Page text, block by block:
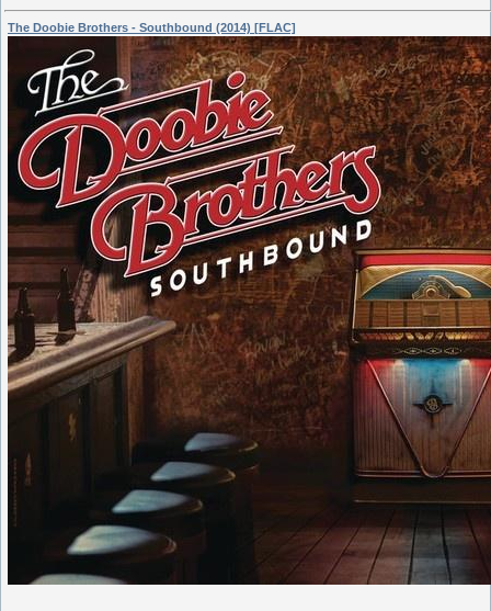
The Doobie Brothers - Southbound (2014) [FLAC]